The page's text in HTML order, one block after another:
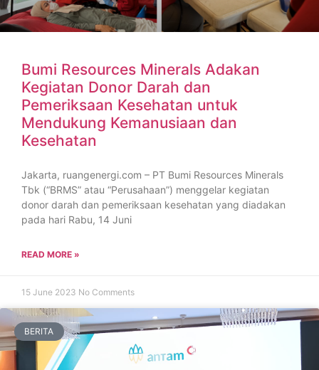
Bumi Resources Minerals Adakan
Kegiatan Donor Darah dan
Pemeriksaan Kesehatan untuk
Mendukung Kemanusiaan dan
Kesehatan
Jakarta, ruangenergi.com – PT Bumi Resources Minerals
Tbk (“BRMS” atau “Perusahaan”) menggelar kegiatan
donor darah dan pemeriksaan kesehatan yang diadakan
pada hari Rabu, 14 Juni
READ MORE »
15 June 2023 No Comments
BERITA